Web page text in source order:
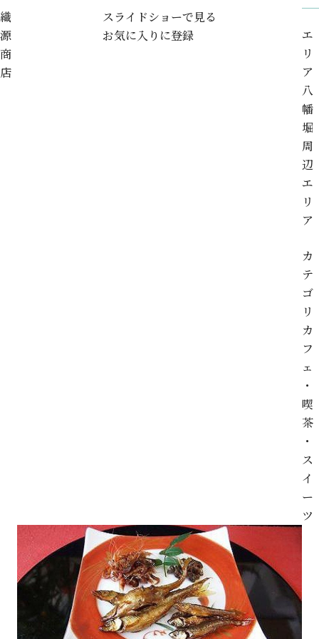
織
源
商
店
スライドショーで見る
お気に入りに登録
エ
リ
ア
八
幡
堀
周
辺
エ
リ
ア
カ
テ
ゴ
リ
カ
フ
ェ
・
喫
茶
・
ス
イ
ー
ツ